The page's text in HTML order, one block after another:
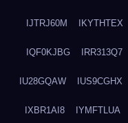
IJTRJ60M IKYTHTEX
IQF0KJBG IRR313Q7
IU28GQAW IUS9CGHX
IXBR1AI8 IYMFTLUA